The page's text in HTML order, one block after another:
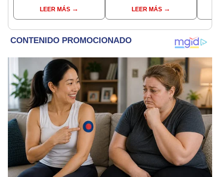
LEER MÁS
entregaLEER MÁS